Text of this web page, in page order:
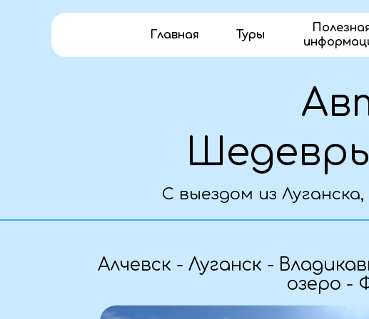
Главная Туры
Шедевры
С выездом из Луганска,
Алчевск - Луганск -
озеро -